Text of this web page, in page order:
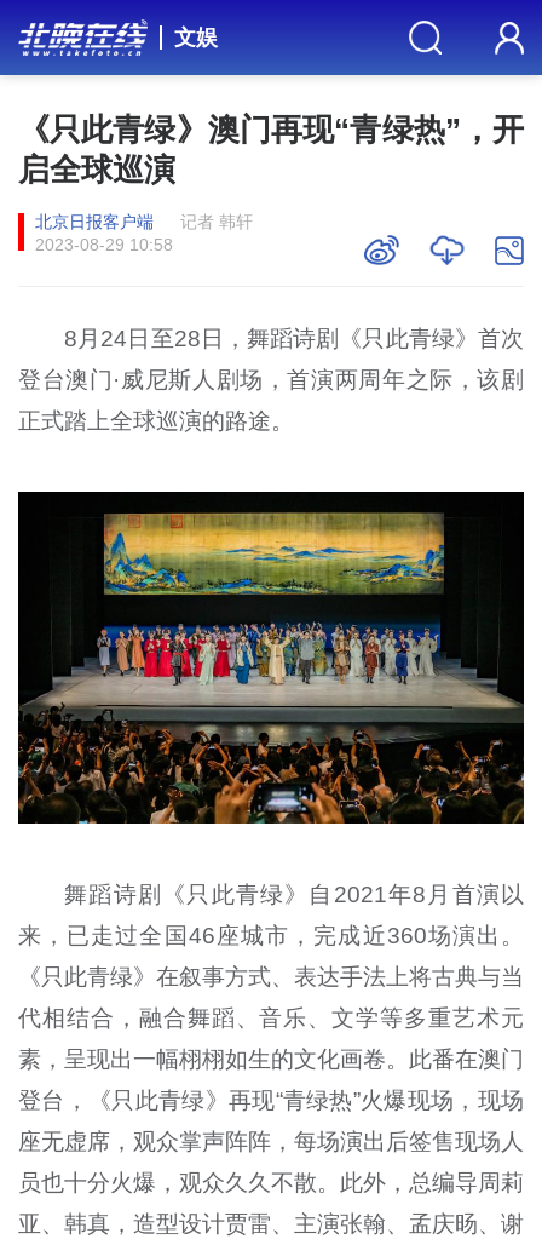
文娱
《只此青绿》澳门再现“青绿热”，开
启全球巡演
北京日报客户端
记者 韩轩
2023-08-29 10:58
8月24日至28日，舞蹈诗剧《只此青绿》首次
登台澳门·威尼斯人剧场，首演两周年之际，该剧
正式踏上全球巡演的路途。
舞蹈诗剧《只此青绿》自2021年8月首演以
来，已走过全国46座城市，完成近360场演出。
《只此青绿》在叙事方式、表达手法上将古典与当
代相结合，融合舞蹈、音乐、文学等多重艺术元
素，呈现出一幅栩栩如生的文化画卷。此番在澳门
登台，《只此青绿》再现“青绿热”火爆现场，现场
座无虚席，观众掌声阵阵，每场演出后签售现场人
员也十分火爆，观众久久不散。此外，总编导周莉
亚、韩真，造型设计贾雷、主演张翰、孟庆旸、谢